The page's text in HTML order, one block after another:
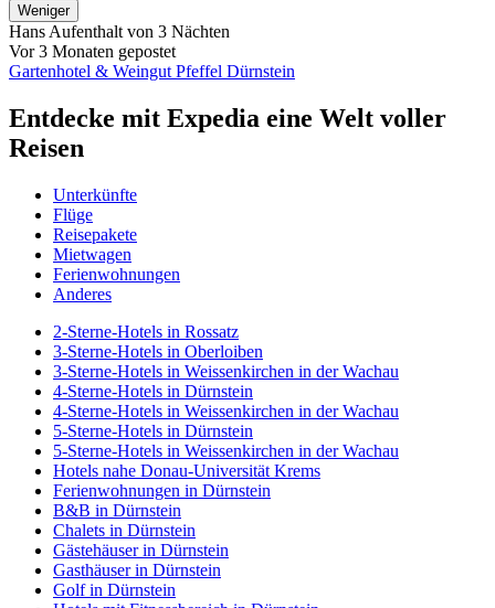
Weniger
Hans Aufenthalt von 3 Nächten
Vor 3 Monaten gepostet
Gartenhotel & Weingut Pfeffel Dürnstein
Entdecke mit Expedia eine Welt voller
Reisen
Unterkünfte
Flüge
Reisepakete
Mietwagen
Ferienwohnungen
Anderes
2-Sterne-Hotels in Rossatz
3-Sterne-Hotels in Oberloiben
3-Sterne-Hotels in Weissenkirchen in der Wachau
4-Sterne-Hotels in Dürnstein
4-Sterne-Hotels in Weissenkirchen in der Wachau
5-Sterne-Hotels in Dürnstein
5-Sterne-Hotels in Weissenkirchen in der Wachau
Hotels nahe Donau-Universität Krems
Ferienwohnungen in Dürnstein
B&B in Dürnstein
Chalets in Dürnstein
Gästehäuser in Dürnstein
Gasthäuser in Dürnstein
Golf in Dürnstein